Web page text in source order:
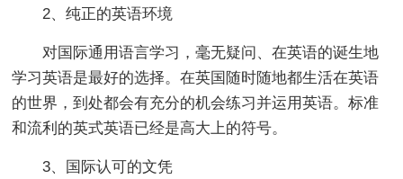
2、纯正的英语环境
对国际通用语言学习，毫无疑问、在英语的诞生地
学习英语是最好的选择。在英国随时随地都生活在英语
的世界，到处都会有充分的机会练习并运用英语。标准
和流利的英式英语已经是高大上的符号。
3、国际认可的文凭